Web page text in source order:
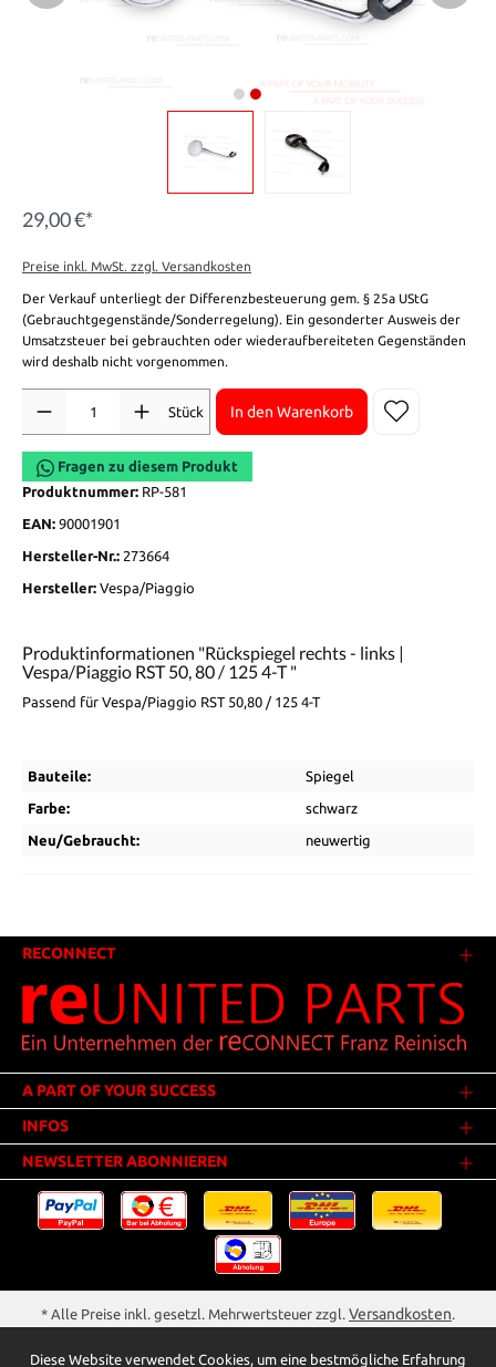
29,00 €*
Preise inkl. MwSt. zzgl. Versandkosten
Der Verkauf unterliegt der Differenzbesteuerung gem. § 25a UStG
(Gebrauchtgegenstände/Sonderregelung). Ein gesonderter Ausweis der
Umsatzsteuer bei gebrauchten oder wiederaufbereiteten Gegenständen
wird deshalb nicht vorgenommen.
Stück
In den Warenkorb
Fragen zu diesem Produkt
Produktnummer: RP-581
EAN: 90001901
Hersteller-Nr.: 273664
Hersteller: Vespa/Piaggio
Produktinformationen "Rückspiegel rechts - links |
Vespa/Piaggio RST 50, 80 / 125 4-T "
Passend für Vespa/Piaggio RST 50,80 / 125 4-T
Bauteile: Spiegel
Farbe: schwarz
Neu/Gebraucht: neuwertig
RECONNECT
A PART OF YOUR SUCCESS
INFOS
NEWSLETTER ABONNIEREN
* Alle Preise inkl. gesetzl. Mehrwertsteuer zzgl. Versandkosten.
Diese Website verwendet Cookies, um eine bestmögliche Erfahrung